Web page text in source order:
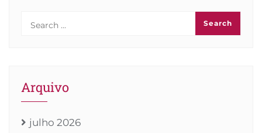
Arquivo
julho 2026